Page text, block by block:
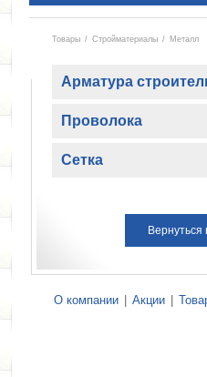
Товары / Стройматериалы / Металл
Арматура
Проволока
Сетка
О компании Акции